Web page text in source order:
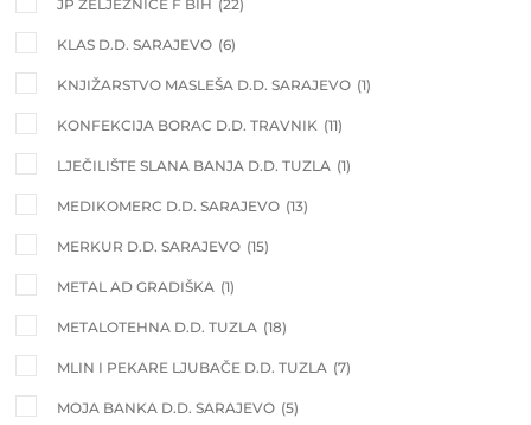
JP ŽELJEZNICE F BIH (22)
KLAS D.D. SARAJEVO (6)
KNJIŽARSTVO MASLEŠA D.D. SARAJEVO (1)
KONFEKCIJA BORAC D.D. TRAVNIK (11)
LJEČILIŠTE SLANA BANJA D.D. TUZLA (1)
MEDIKOMERC D.D. SARAJEVO (13)
MERKUR D.D. SARAJEVO (15)
METAL AD GRADIŠKA (1)
METALOTEHNA D.D. TUZLA (18)
MLIN I PEKARE LJUBAČE D.D. TUZLA (7)
MOJA BANKA D.D. SARAJEVO (5)